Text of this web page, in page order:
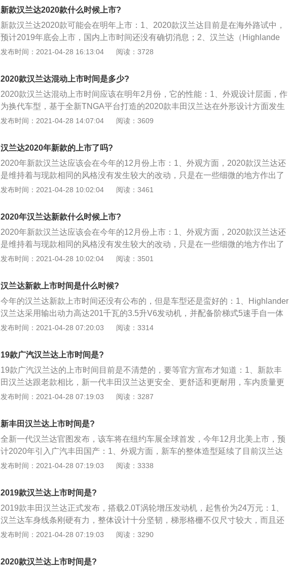
像这种多样化外观，在同级别车型还是少见；3、中期改款的汉兰达对内饰没有
做大刀阔斧的调整，虽然内饰布局不算精美，但出色的实用性绝对是教科书般的
演示，从细节到空间都会让你赞不绝口；4、尤其当你坐进车内，会发现它的贯
穿式储物槽和中央扶手箱的空间非常大。
新款汉兰达2020款什么时候上市?
新款汉兰达2020款可能会在明年上市：1、2020款汉兰达目前是在海外路试中，
预计2019年底会上市，国内上市时间还没有确切消息；2、汉兰达（Highlande
r）是丰田生产的一款汽车，是丰田家族中的一款大尺寸的SUV。有着宽大的车
中最高标准的安全装备；3、2020款汉兰达的车身尺寸为4950*1925*1720mm，
轴距为2790mm，是一款中型SUV。
发布时间：2021-04-28 16:13:04 阅读：3728
2020款汉兰达混动上市时间是多少?
2020款汉兰达混动上市时间应该在明年2月份，它的性能：1、外观设计层面，作
为换代车型，基于全新TNGA平台打造的2020款丰田汉兰达在外形设计方面发生
了颠覆性的改变，整体外形更加硬朗霸气！其中前脸部分，新车换装了类似于全
辅以熏黑中网进行填充，上方加入了一根贯穿车标的镀铬饰条，配合两侧造型更
型也更加犀利，雾灯进行了上移，并且边缘加入了更为凌厉的折线，整体效果更
加运动、野性；2、车身侧面部分与现款一样，继续沿用硬朗的设计风格，只不
过为了凸显出力量感，新车在侧身以及轮龚部位加入了更多的折线。而A柱的熏
长，与雷克萨斯NX有点相似，内部同样加入了LED光源，视觉效果更加出色。车
身尺寸方面，虽然官方并没有给出确切的数据，但目前透漏出来的消息是，新车
相比现款增长了60mm！很明显这样的尺寸大幅增加了；3、内饰部分同样令人眼
气了，中间部分的悬浮式液晶屏尺寸更大、更亮眼，并且在副驾驶前方还加入了
更加上挡次；4、动力方面是本次换代的重点，新车除了将搭载传统的燃油版车
型之外，还增加了混动车型。其中普通燃油版车型搭载了一台3.5LV6发动机，最
大功率295马力，峰值扭矩为368N·m，传动系统匹配的是8速自动变速箱。混动
车型采用2.5L四缸发动机和两个电动机组合，综合功率为240马力，传动系统方
发布时间：2021-04-28 14:07:04 阅读：3609
汉兰达2020年新款的上市了吗?
2020年新款汉兰达应该会在今年的12月份上市：1、外观方面，2020款汉兰达还
是维持着与现款相同的风格没有发生较大的改动，只是在一些细微的地方作出了
修改；2、但这些修改也非常有讲究，不仅使2020款汉兰达不再像现款一样看起
缺陷；3、而内饰方面，2020款汉兰达也有了全新的设计，方向盘的样式有了变
化，中央的多媒体显示屏也由现款的镶嵌式改为了悬浮式，整体上更加具有豪华
感。
发布时间：2021-04-28 10:02:04 阅读：3461
2020年汉兰达新款什么时候上市?
2020年新款汉兰达应该会在今年的12月份上市：1、外观方面，2020款汉兰达还
是维持着与现款相同的风格没有发生较大的改动，只是在一些细微的地方作出了
修改；2、但这些修改也非常有讲究，不仅使2020款汉兰达不再像现款一样看起
缺陷；3、而内饰方面，2020款汉兰达也有了全新的设计，方向盘的样式有了变
化，中央的多媒体显示屏也由现款的镶嵌式改为了悬浮式，整体上更加具有豪华
感。
发布时间：2021-04-28 10:02:04 阅读：3501
汉兰达新款上市时间是什么时候?
今年的汉兰达新款上市时间还没有公布的，但是车型还是蛮好的：1、Highlander
汉兰达采用输出动力高达201千瓦的3.5升V6发动机，并配备阶梯式5速手自一体
式自动变速箱，使其具有平稳顺畅的加速性、良好的燃油经济性，以及美妙的驾
统、19英寸的大直径轮辋匹配得很好，使Highlander汉兰达具有卓越的操纵性、
驾乘舒适性和越野性能；3、发动机分别是：2.7L，3.5L。汉兰达拥有9个款式：
2.7L精英版、2.7L运动版、2.7L豪华版、2.7L豪华导航版、2.7L至尊版3.5L精英
版、3.5L豪华版、3.5L豪华导航版、3.5L至尊版。
发布时间：2021-04-28 07:20:03 阅读：3314
19款广汽汉兰达上市时间是?
19款广汽汉兰达的上市时间目前是不清楚的，要等官方宣布才知道：1、新款丰
田汉兰达跟老款相比，新一代丰田汉兰达更安全、更舒适和更耐用，车内质量更
好，基于TNGA-K丰田新全球架构平台打造；2、新款丰田汉兰达外观设计更优
性；3、新款丰田汉兰达L、LE和XLE车型均采用黑色前格栅设计和银色镀铬装
饰，还配备了20英寸轮毂。
发布时间：2021-04-28 07:19:03 阅读：3287
新丰田汉兰达上市时间是?
全新一代汉兰达官图发布，该车将在纽约车展全球首发，今年12月北美上市，预
计2020年引入广汽丰田国产：1、外观方面，新车的整体造型延续了目前汉兰达
新车整体设计比较有力量感，采用了黑色的A柱设计，让整体侧面显得更加具有
了比较细长的尾灯组设计，和前大灯有所呼应。据悉，新车高配可配备20英寸轮
圈，并有8种车身颜色可以选择。新车相比现款还增长了60mm；3、该车采用丰
田最新的设计风格，中控液晶屏设计在中控顶部，低配尺寸为8英寸，高配为12.3
英寸。新车有传统动力和混动两种选择，传统动力采用的是3.5LV6发动机，最大
功率295马力，峰值扭矩为368N·m，传动系统匹配的是8速自动变速箱；4、混动
安放在后座下放，不会影响后备厢的空间，驾驶模式则有NORMAL、ECO和SP
发布时间：2021-04-28 07:19:03 阅读：3338
2019款汉兰达上市时间是?
2019款丰田汉兰达正式发布，搭载2.0T涡轮增压发动机，起售价为24万元：1、
汉兰达车身线条刚硬有力，整体设计十分坚韧，梯形格栅不仅尺寸较大，而且还
增加了一些镀铬横幅，气势恢宏的正面给人以不生气的自我感觉；2、发动机舱
吸；3、汉兰达系列配备丰田D-4ST2.0升涡轮发动机，最大功率162千瓦220马力
发布时间：2021-04-28 07:19:03 阅读：3290
2020款汉兰达上市时间是?